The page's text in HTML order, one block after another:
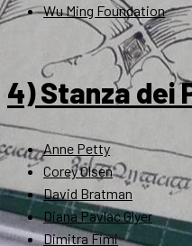
Wu Ming Foundation
4) Stanza dei
Anne Petty
Corey Olsen
David Bratman
Diana Pavlac Glyer
Dimitra Fimi